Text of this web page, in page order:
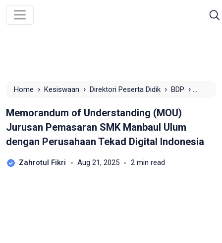
Home › Kesiswaan › Direktori Peserta Didik › BDP ›
SMK Manbaul Ulum dengan Perusahaan Tekad Digital
Memorandum of Understanding (MOU)
Jurusan Pemasaran SMK Manbaul Ulum
dengan Perusahaan Tekad Digital Indonesia
Zahrotul Fikri Aug 21, 2025 2 min read